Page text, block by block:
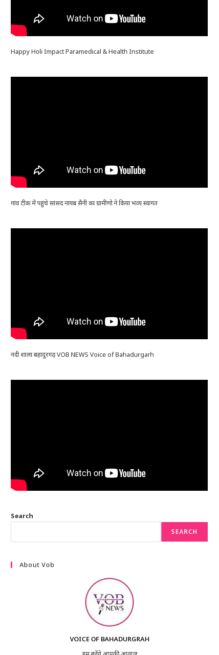
Happy Holi Impact Paramedical & Health Institute
गांव टीक में पहुंचे सांसद नायब सैनी का ग्रामीणो ने किया भव्य स्वागत
नंदी शाला बहादुरगढ़ VOB NEWS Voice of Bahadurgarh
Search
SEARCH
About Vob
VOICE OF BAHADURGRAH